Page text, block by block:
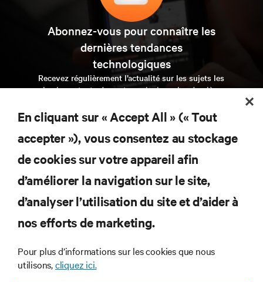
Abonnez-vous pour connaître les
dernières tendances
technologiques
Recevez régulièrement l’actualité sur les sujets les
plus importants du secteur, ainsi que les dernières
l’alimentation et le refroidissement des data centers et
des infrastructures informatiques critiques.
s’inscrire maintenant
RESSOURCES
SOCIÉTÉ
En cliquant sur « Accept All » (« Tout
accepter »), vous consentez au stockage
de cookies sur votre appareil afin
d’améliorer la navigation sur le site,
d’analyser l’utilisation du site et d’aider à
nos efforts de marketing.
Pour plus d’informations sur les cookies que nous
utilisons,cliquez ici.